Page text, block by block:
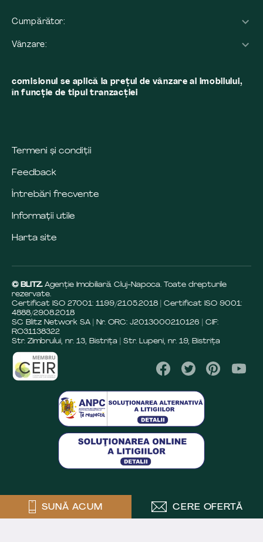
SUNĂ ACUM CERE OFERTĂ
Cumpărător:
Vânzare:
comisionul se aplică la preţul de vânzare al imobilului,
în funcţie de tipul tranzacţiei
Termeni și condiții
Feedback
Întrebări frecvente
Informații utile
Harta site
© BLITZ. Agenție Imobiliară Cluj-Napoca. Toate drepturile
rezervate.
Certificat ISO 27001: 1199/21.05.2018 | Certificat ISO 9001:
4888/29.08.2018
SC Blitz Network SA | Nr. ORC: J2013000210126 | CIF:
RO31138322
Str. Zimbrului, nr. 13, Bistrița | Str. Lupeni, nr. 19, Bistrița